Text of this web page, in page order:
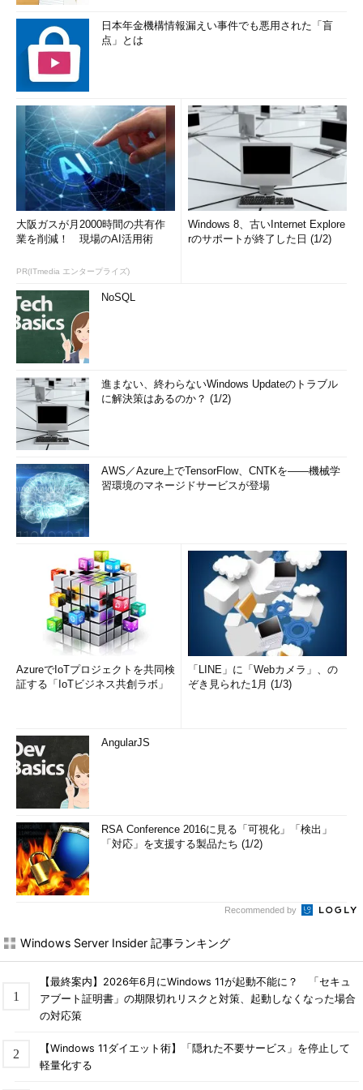
日本年金機構情報漏えい事件でも悪用された「盲
点」とは
大阪ガスが月2000時間の共有作
業を削減！ 現場のAI活用術
PR(ITmedia エンタープライズ)
Windows 8、古いInternet Explore
rのサポートが終了した日 (1/2)
NoSQL
進まない、終わらないWindows Updateのトラブル
に解決策はあるのか？ (1/2)
AWS／Azure上でTensorFlow、CNTKを――機械学
習環境のマネージドサービスが登場
AzureでIoTプロジェクトを共同検
証する「IoTビジネス共創ラボ」
「LINE」に「Webカメラ」、の
ぞき見られた1月 (1/3)
AngularJS
RSA Conference 2016に見る「可視化」「検出」
「対応」を支援する製品たち (1/2)
Recommended by
Windows Server Insider 記事ランキング
【最終案内】2026年6月にWindows 11が起動不能に？ 「セキュ
アブート証明書」の期限切れリスクと対策、起動しなくなった場合
の対応策
【Windows 11ダイエット術】「隠れた不要サービス」を停止して
軽量化する